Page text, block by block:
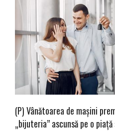
(P) Vânătoarea de mașini
„bijuteria” ascunsă pe o